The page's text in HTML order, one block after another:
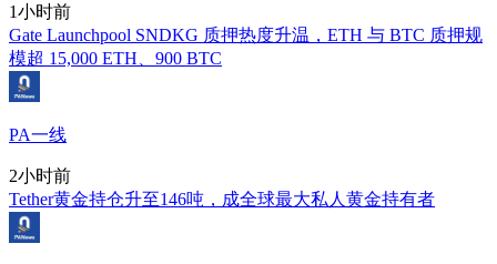
1小时前
Gate Launchpool SNDKG 质押热度升温，ETH 与 BTC 质押规
模超 15,000 ETH、900 BTC
PA一线
2小时前
Tether黄金持仓升至146吨，成全球最大私人黄金持有者